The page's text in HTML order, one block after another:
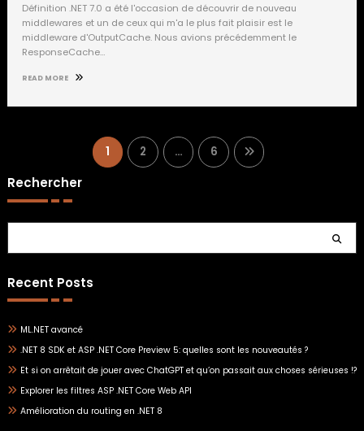
Définition .NET 7.0 a été l'occasion de découvrir de nouveau
middlewares et un de ceux qui m'a le plus fait plaisir est le
middleware d'OutputCache. Nous avions précédemment le
ResponseCache…
READ MORE
Pagination
des
publications
1 2 … 6
Rechercher
Recent Posts
ML.NET avancé
.NET 8 SDK et ASP .NET Core Preview 5: quelles sont les nouveautés ?
Et si on arrêtait de jouer avec ChatGPT et qu’on passait aux choses sérieuses !?
Explorer les filtres ASP .NET Core Web API
Amélioration du routing en .NET 8